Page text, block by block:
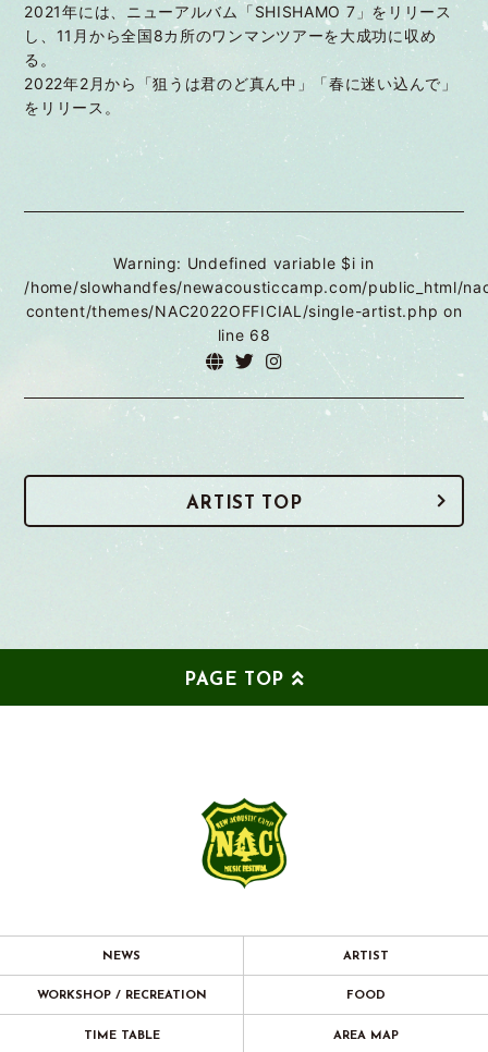
2021年には、ニューアルバム「SHISHAMO 7」をリリース
し、11月から全国8カ所のワンマンツアーを大成功に収め
る。
2022年2月から「狙うは君のど真ん中」「春に迷い込んで」
をリリース。
Warning: Undefined variable $i in
/home/slowhandfes/newacousticcamp.com/public_html/
content/themes/NAC2022OFFICIAL/single-artist.php on
line 68
ARTIST TOP
PAGE TOP
NEWS ARTIST
WORKSHOP / RECREATION FOOD
TIME TABLE AREA MAP